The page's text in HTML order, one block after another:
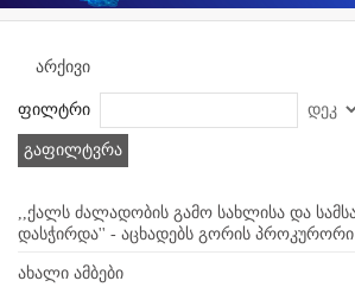
არქივი
ფილტრი
გაფილტვრა
,,ქალს ძალადობის გამო სახლისა და
დასჭირდა'' - აცხადებს გორის პროკურორი
ახალი ამბები